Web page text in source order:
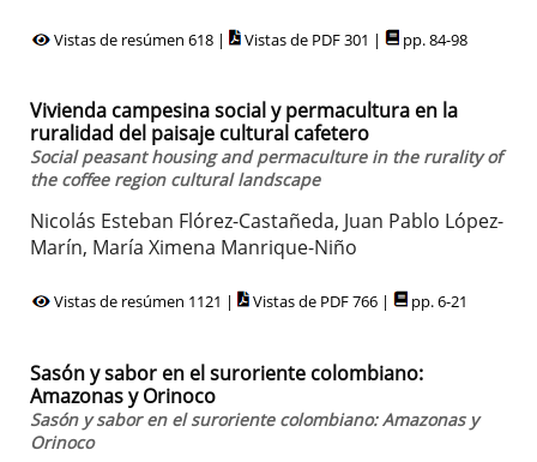
Vistas de resúmen 618 | Vistas de PDF 301 | pp. 84-98
Vivienda campesina social y permacultura en la
ruralidad del paisaje cultural cafetero
Social peasant housing and permaculture in the rurality of
the coffee region cultural landscape
Nicolás Esteban Flórez-Castañeda, Juan Pablo López-
Marín, María Ximena Manrique-Niño
Vistas de resúmen 1121 | Vistas de PDF 766 | pp. 6-21
Sasón y sabor en el suroriente colombiano:
Amazonas y Orinoco
Sasón y sabor en el suroriente colombiano: Amazonas y
Orinoco